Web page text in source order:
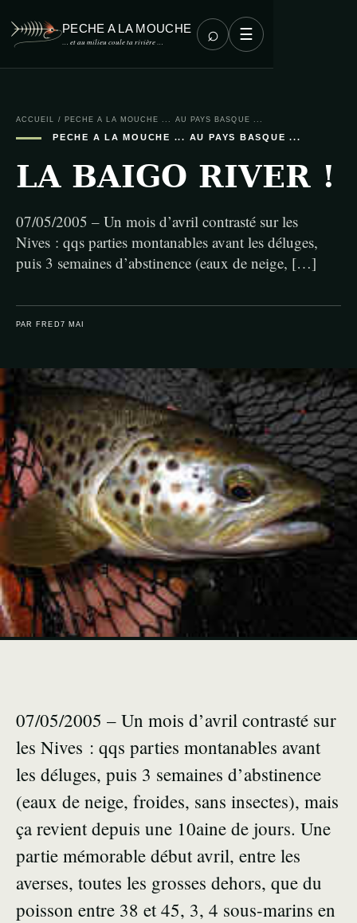
PECHE A LA MOUCHE
… et au milieu coule ta rivière … ⌕ ☰
ACCUEIL / PECHE A LA MOUCHE ... AU PAYS BASQUE ...
PECHE A LA MOUCHE ... AU PAYS BASQUE ...
LA BAIGO RIVER !
07/05/2005 – Un mois d’avril contrasté sur les
Nives : qqs parties montanables avant les déluges,
puis 3 semaines d’abstinence (eaux de neige, […]
PAR FRED 7 MAI
07/05/2005 – Un mois d’avril contrasté sur
les Nives : qqs parties montanables avant
les déluges, puis 3 semaines d’abstinence
(eaux de neige, froides, sans insectes), mais
ça revient depuis une 10aine de jours. Une
partie mémorable début avril, entre les
averses, toutes les grosses dehors, que du
poisson entre 38 et 45, 3, 4 sous-marins en